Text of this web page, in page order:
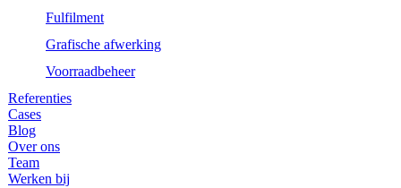
Fulfilment
Grafische afwerking
Voorraadbeheer
Referenties
Cases
Blog
Over ons
Team
Werken bij